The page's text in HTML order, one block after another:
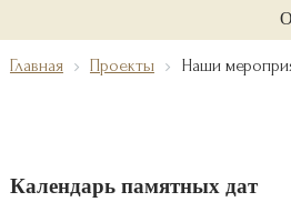
Главная Проекты Наши
Календарь памятных дат